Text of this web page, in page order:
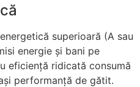
superioară (A sau
energie și bani pe
eficiență ridicată consumă
performanță de gătit.